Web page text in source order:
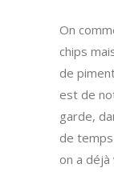
On
chips
de
est de
garde,
de temps
on a déjà